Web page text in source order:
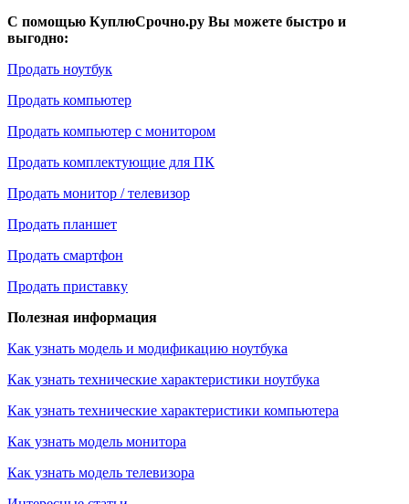
С помощью КуплюСрочно.ру Вы можете быстро и
выгодно:
Продать ноутбук
Продать компьютер
Продать компьютер с монитором
Продать комплектующие для ПК
Продать монитор / телевизор
Продать планшет
Продать смартфон
Продать приставку
Полезная информация
Как узнать модель и модификацию ноутбука
Как узнать технические характеристики ноутбука
Как узнать технические характеристики компьютера
Как узнать модель монитора
Как узнать модель телевизора